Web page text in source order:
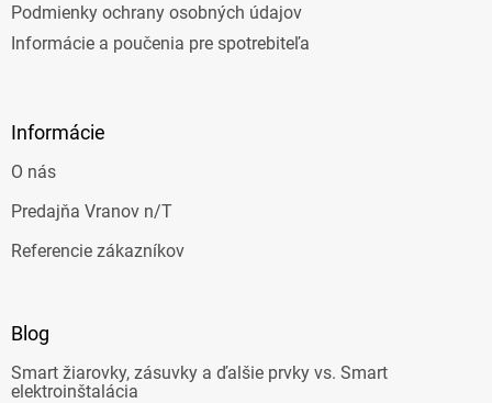
Podmienky ochrany osobných údajov
Informácie a poučenia pre spotrebiteľa
Informácie
O nás
Predajňa Vranov n/T
Referencie zákazníkov
Blog
Smart žiarovky, zásuvky a ďalšie prvky vs. Smart
elektroinštalácia